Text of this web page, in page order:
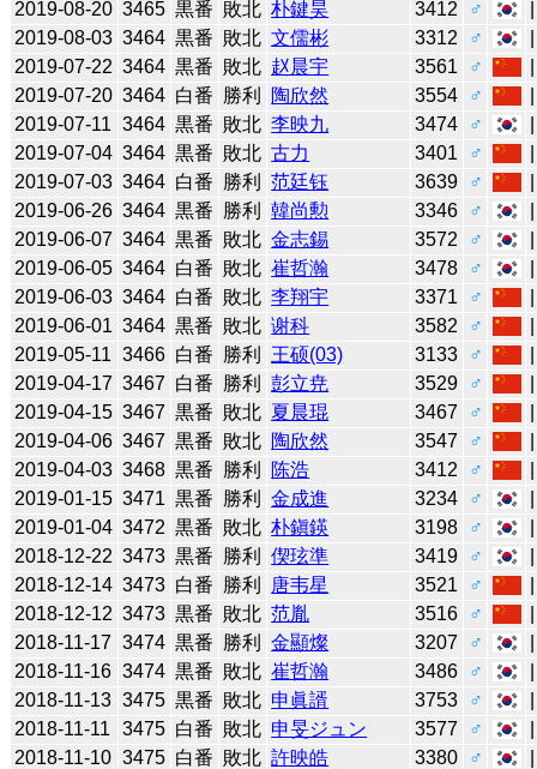
2019-08-20 3465 黒番 敗北 朴鍵昊 3412 ♂
2019-08-03 3464 黒番 敗北 文儒彬 3312 ♂
2019-07-22 3464 黒番 敗北 赵晨宇 3561 ♂
2019-07-20 3464 白番 勝利 陶欣然 3554 ♂
2019-07-11 3464 黒番 敗北 李映九 3474 ♂
2019-07-04 3464 黒番 敗北 古力 3401 ♂
2019-07-03 3464 白番 勝利 范廷钰 3639 ♂
2019-06-26 3464 黒番 勝利 韓尚勲 3346 ♂
2019-06-07 3464 黒番 敗北 金志錫 3572 ♂
2019-06-05 3464 白番 敗北 崔哲瀚 3478 ♂
2019-06-03 3464 白番 敗北 李翔宇 3371 ♂
2019-06-01 3464 黒番 敗北 谢科 3582 ♂
2019-05-11 3466 白番 勝利 王硕(03) 3133 ♂
2019-04-17 3467 白番 勝利 彭立尭 3529 ♂
2019-04-15 3467 黒番 敗北 夏晨琨 3467 ♂
2019-04-06 3467 黒番 敗北 陶欣然 3547 ♂
2019-04-03 3468 黒番 勝利 陈浩 3412 ♂
2019-01-15 3471 黒番 勝利 金成進 3234 ♂
2019-01-04 3472 黒番 敗北 朴鎭鍈 3198 ♂
2018-12-22 3473 黒番 勝利 偰玹準 3419 ♂
2018-12-14 3473 白番 勝利 唐韦星 3521 ♂
2018-12-12 3473 黒番 敗北 范胤 3516 ♂
2018-11-17 3474 黒番 勝利 金顯燦 3207 ♂
2018-11-16 3474 黒番 敗北 崔哲瀚 3486 ♂
2018-11-13 3475 黒番 敗北 申眞諝 3753 ♂
2018-11-11
3475 白番 敗北 申旻ジュン 3577 ♂
2018-11-10 3475 白番 敗北 許映皓 3380 ♂